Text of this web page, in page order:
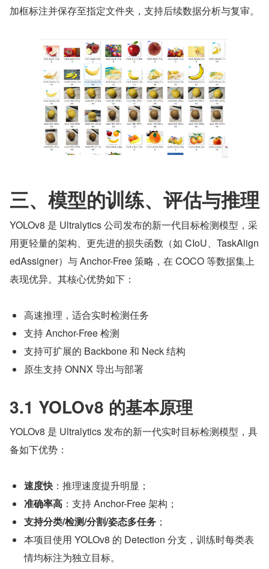
加框标注并保存至指定文件夹，支持后续数据分析与复审。
三、模型的训练、评估与推理
YOLOv8 是 Ultralytics 公司发布的新一代目标检测模型，采
用更轻量的架构、更先进的损失函数（如 CIoU、TaskAlign
edAssigner）与 Anchor-Free 策略，在 COCO 等数据集上
表现优异。其核心优势如下：
高速推理，适合实时检测任务
支持 Anchor-Free 检测
支持可扩展的 Backbone 和 Neck 结构
原生支持 ONNX 导出与部署
3.1 YOLOv8 的基本原理
YOLOv8 是 Ultralytics 发布的新一代实时目标检测模型，具
备如下优势：
速度快 ：推理速度提升明显；
准确率高 ：支持 Anchor-Free 架构；
支持分类/检测/分割/姿态多任务 ；
本项目使用 YOLOv8 的 Detection 分支，训练时每类表
情均标注为独立目标。